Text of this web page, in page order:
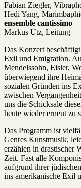
Fabian Ziegler,
Hedi Yang,
ensemble cantissimo
Markus Utz, Leitung
Das Konzert
Exil und Emigration.
Mendelssohn, Eisler,
überwiegend ihre
sozialen Gründen ins
zwischen
uns die Schicksale
heute wieder erneut zu
Das Programm ist
Genres Kunstmusik,
erzählen in drastischer
Zeit. Fast alle
aufgrund ihrer
ins amerikanische Exil